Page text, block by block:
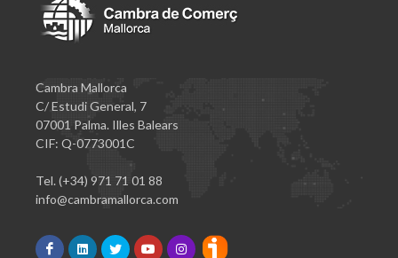
Cambra Mallorca
C/ Estudi General, 7
07001 Palma. Illes Balears
CIF: Q-0773001C
Tel. (+34) 971 71 01 88
info@cambramallorca.com